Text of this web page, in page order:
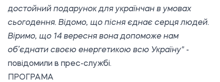
достойний подарунок для українчан в умовах
сьогодення. Відомо, що пісня єднає серця людей.
Віримо, що 14 вересня вона допоможе нам
об’єднати своєю енергетикою всю Україну" -
повідомили в прес-службі.
ПРОГРАМА